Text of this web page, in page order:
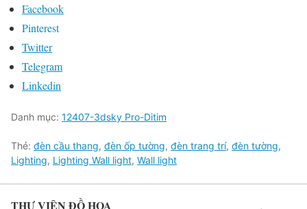
Facebook
Pinterest
Twitter
Telegram
Linkedin
Danh mục: 12407-3dsky Pro-Ditim
Thẻ: đèn cầu thang, đèn ốp tường, đèn trang trí, đèn tường,
Lighting, Lighting Wall light, Wall light
THƯ VIỆN ĐỒ HỌA